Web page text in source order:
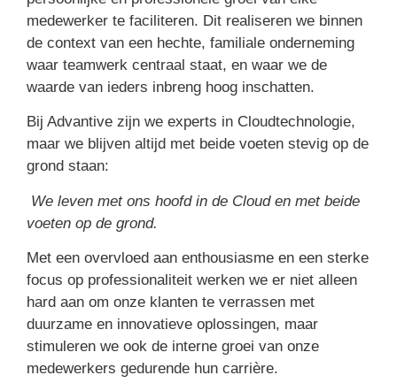
medewerker te faciliteren. Dit realiseren we binnen
de context van een hechte, familiale onderneming
waar teamwerk centraal staat, en waar we de
waarde van ieders inbreng hoog inschatten.
Bij Advantive zijn we experts in Cloudtechnologie,
maar we blijven altijd met beide voeten stevig op de
grond staan:
We leven met ons hoofd in de Cloud en met beide
voeten op de grond.
Met een overvloed aan enthousiasme en een sterke
focus op professionaliteit werken we er niet alleen
hard aan om onze klanten te verrassen met
duurzame en innovatieve oplossingen, maar
stimuleren we ook de interne groei van onze
medewerkers gedurende hun carrière.